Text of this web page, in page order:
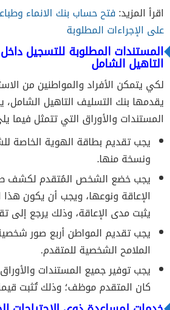
اقرأ المزيد: فتح حساب بنك الانماء
على الإجراءات المطلوبة
المستندات المطلوبة للتسجيل
التاهيل الشامل
لكي يتمكن الأفراد والمواطنين من
يقدمها بنك التسليف التاهيل الشامل،
المستندات والأوراق التي تتمثل فيما
يجب تقديم بطاقة الهوية الخاصة
ونسخة منها.
يجب خضع الشخص المُتقدم لكشف
الإعاقة ونوعها، ويجب أن يكون
يثبت مدى الإعاقة، وذلك يرجع إلى
يجب تقديم المواطن أربع صور
الملامح الشخصية للمتقدم.
يجب توفير جميع المستندات
كان المتقدم موظف؛ وذلك تُثبت